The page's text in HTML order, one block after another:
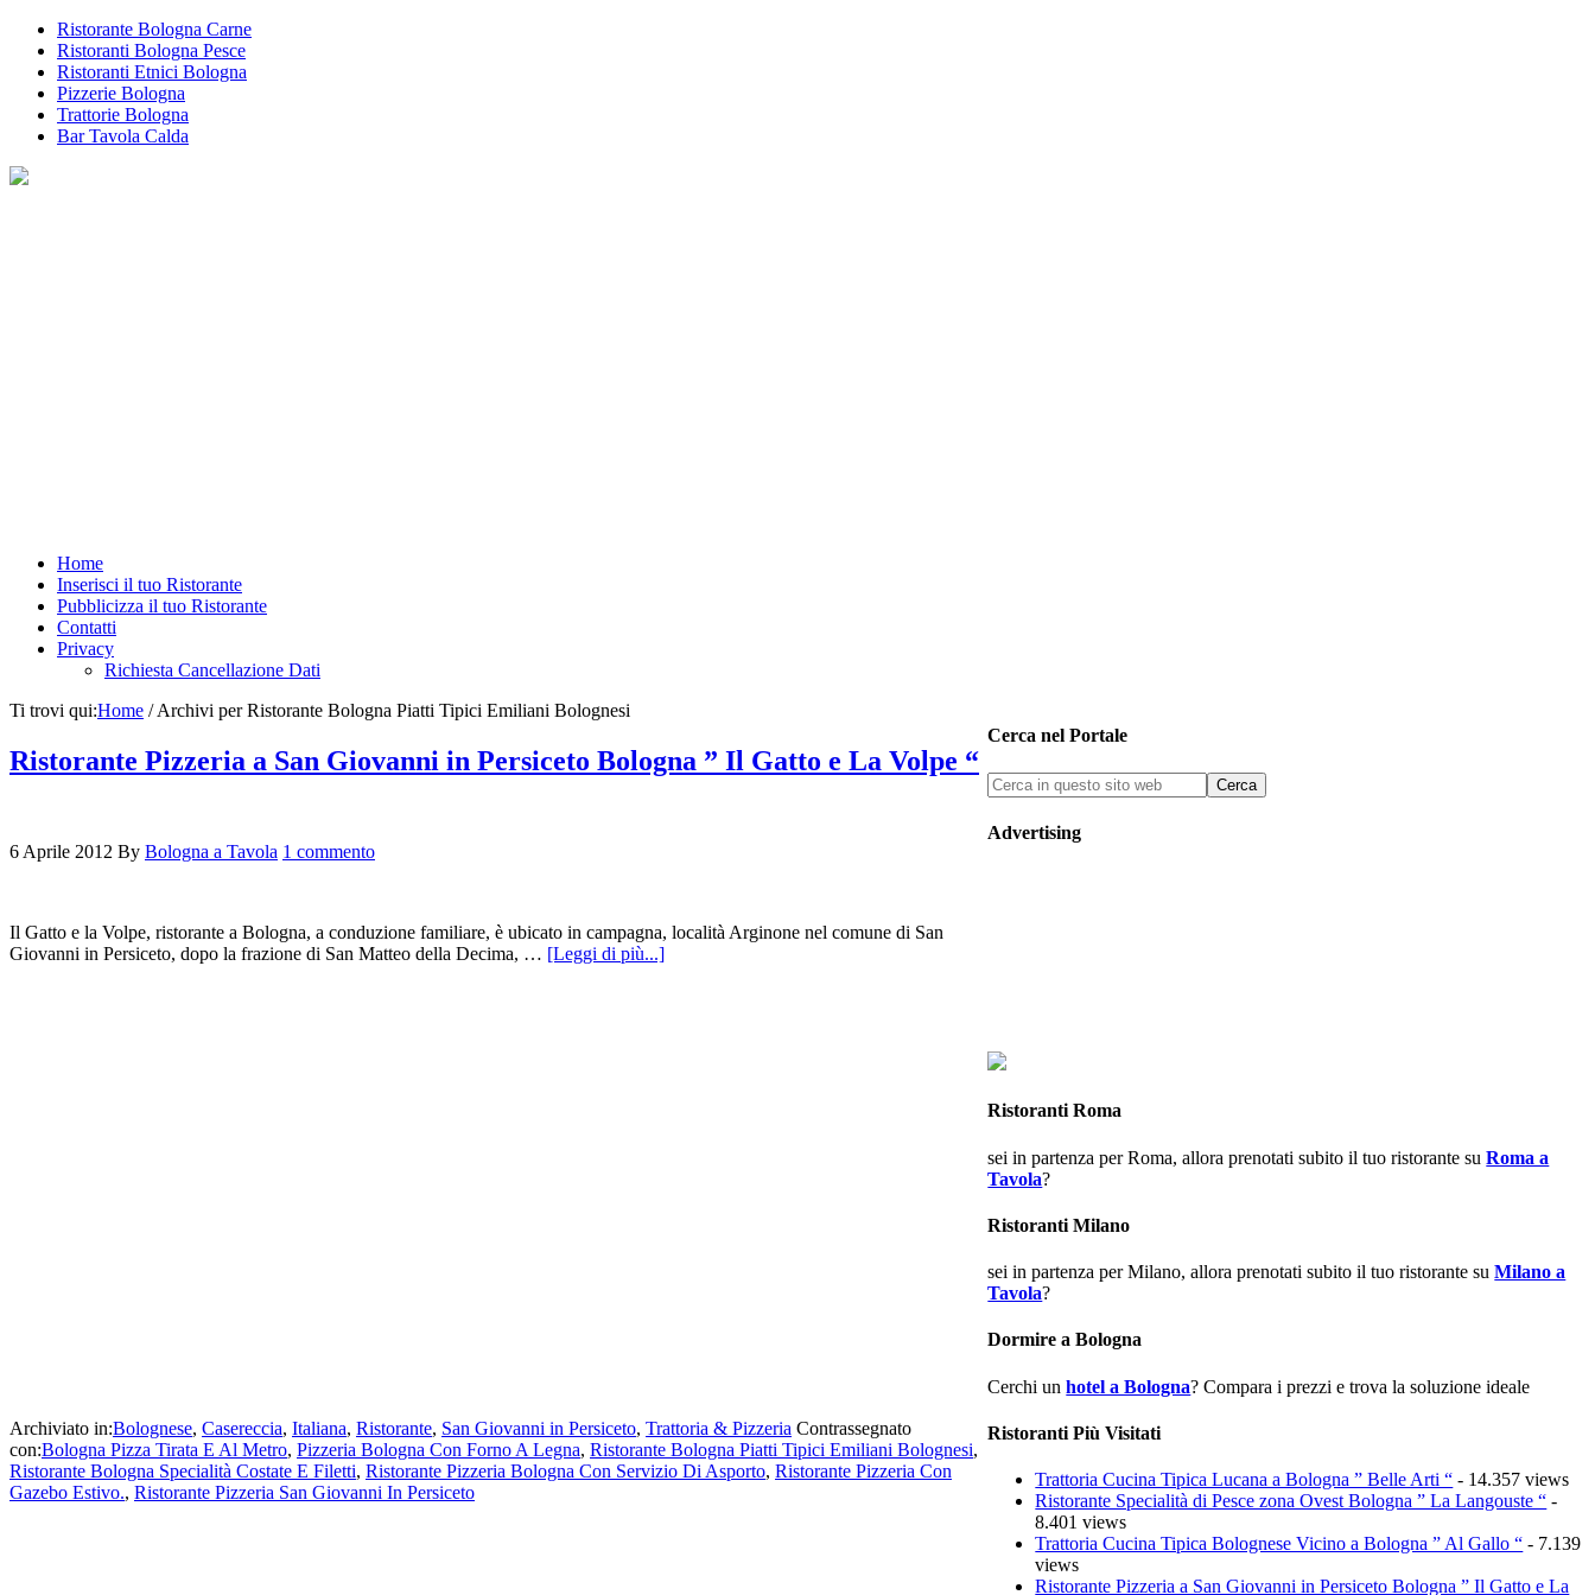
Ristorante Bologna Carne
Ristoranti Bologna Pesce
Ristoranti Etnici Bologna
Pizzerie Bologna
Trattorie Bologna
Bar Tavola Calda
Home
Inserisci il tuo Ristorante
Pubblicizza il tuo Ristorante
Contatti
Privacy
Richiesta Cancellazione Dati
Ti trovi qui:Home /Archivi per Ristorante Bologna Piatti Tipici Emiliani Bolognesi
Ristorante Pizzeria a San Giovanni in Persiceto Bologna ” Il Gatto e La Volpe “
6 Aprile 2012 By Bologna a Tavola 1 commento
Il Gatto e la Volpe, ristorante a Bologna, a conduzione familiare, è ubicato in campagna, località Arginone nel comune di San
Giovanni in Persiceto, dopo la frazione di San Matteo della Decima, … [Leggi di più...]
Archiviato in:Bolognese, Casereccia, Italiana, Ristorante, San Giovanni in Persiceto, Trattoria & Pizzeria Contrassegnato
con:Bologna Pizza Tirata E Al Metro, Pizzeria Bologna Con Forno A Legna, Ristorante Bologna Piatti Tipici Emiliani Bolognesi,
Ristorante Bologna Specialità Costate E Filetti, Ristorante Pizzeria Bologna Con Servizio Di Asporto, Ristorante Pizzeria Con
Gazebo Estivo., Ristorante Pizzeria San Giovanni In Persiceto
Cerca nel Portale
Advertising
Ristoranti Roma
sei in partenza per Roma, allora prenotati subito il tuo ristorante suRoma a
Tavola?
Ristoranti Milano
sei in partenza per Milano, allora prenotati subito il tuo ristorante suMilano a
Tavola?
Dormire a Bologna
Cerchi unhotel a Bologna? Compara i prezzi e trova la soluzione ideale
Ristoranti Più Visitati
Trattoria Cucina Tipica Lucana a Bologna ” Belle Arti “ - 14.357 views
Ristorante Specialità di Pesce zona Ovest Bologna ” La Langouste “ -
8.401 views
Trattoria Cucina Tipica Bolognese Vicino a Bologna ” Al Gallo “ - 7.139
views
Ristorante Pizzeria a San Giovanni in Persiceto Bologna ” Il Gatto e La